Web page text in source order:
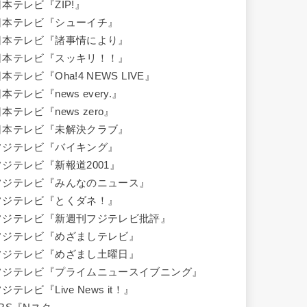
本テレビ『ZIP!』
本テレビ『シューイチ』
本テレビ『諸事情により』
本テレビ『スッキリ！！』
本テレビ『Oha!4 NEWS LIVE』
本テレビ『news every.』
本テレビ『news zero』
本テレビ『未解決クラブ』
ジテレビ『バイキング』
ジテレビ『新報道2001』
ジテレビ『みんなのニュース』
ジテレビ『とくダネ！』
ジテレビ『新週刊フジテレビ批評』
ジテレビ『めざましテレビ』
ジテレビ『めざまし土曜日』
ジテレビ『プライムニュースイブニング』
ジテレビ『Live News it！』